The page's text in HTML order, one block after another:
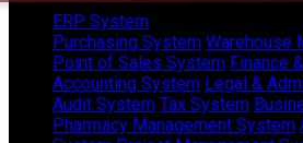
ERP System
Purchasing System Warehouse
Point of Sales System Finance
Accounting System Legal &
Audit System Tax System
Pharmacy Management System